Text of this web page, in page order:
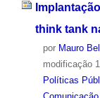
think tank
por Mauro
modificação
Políticas